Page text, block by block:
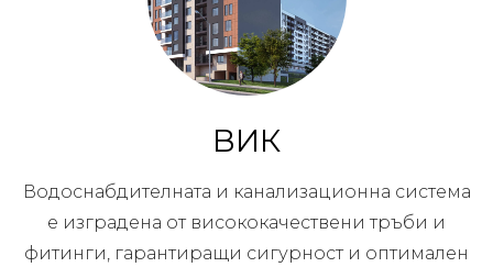
ВИК
Водоснабдителната и канализационна система
е изградена от висококачествени тръби и
фитинги, гарантиращи сигурност и оптимален